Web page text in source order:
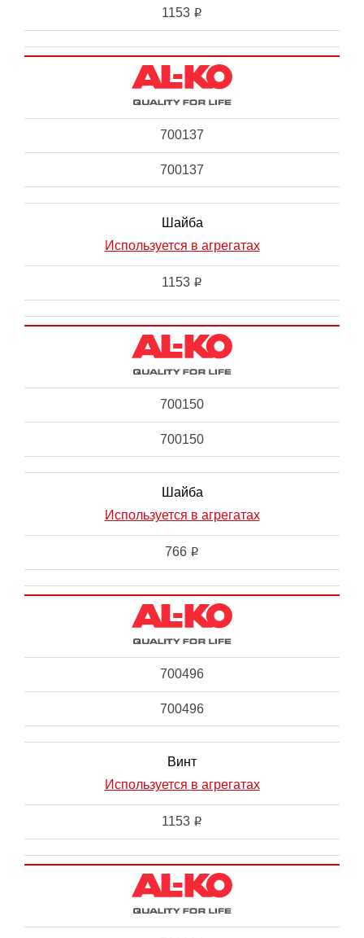
1153 i
700137
700137
Шайба
Используется в агрегатах
1153 i
700150
700150
Шайба
Используется в агрегатах
766 i
700496
700496
Винт
Используется в агрегатах
1153 i